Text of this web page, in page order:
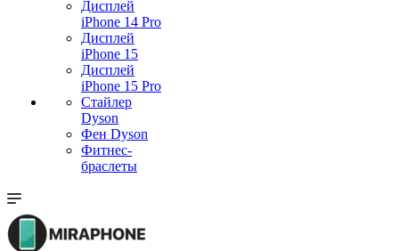
Дисплей
iPhone 14 Pro
Дисплей
iPhone 15
Дисплей
iPhone 15 Pro
Стайлер
Dyson
Фен Dyson
Фитнес-
браслеты